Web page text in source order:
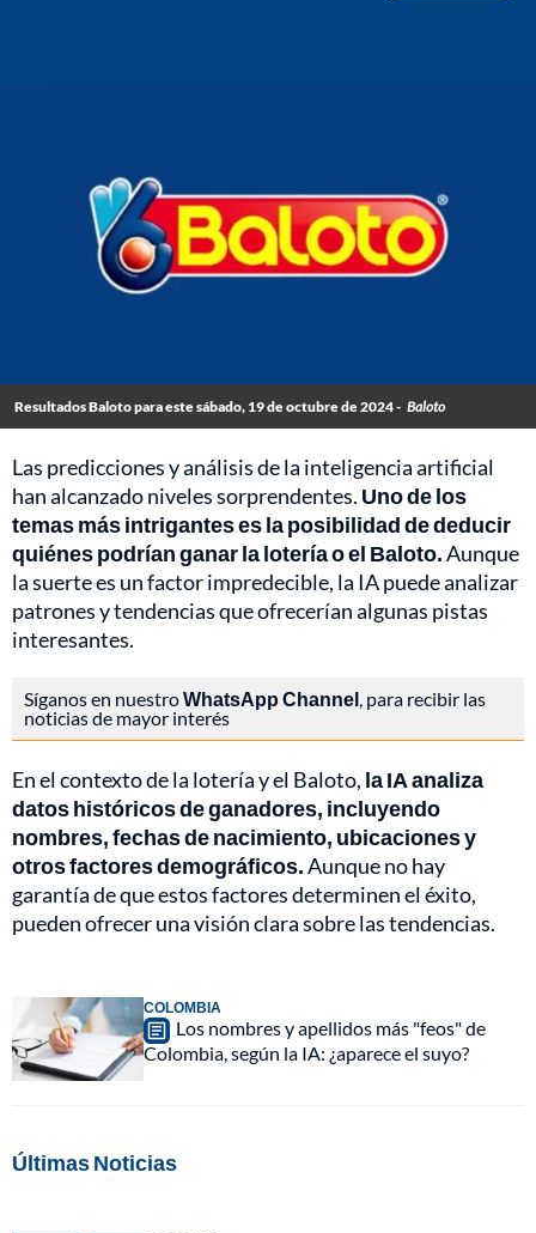
Resultados Baloto para este sábado, 19 de octubre de 2024 - Baloto
Las predicciones y análisis de la inteligencia artificial
han alcanzado niveles sorprendentes. Uno de los
temas más intrigantes es la posibilidad de deducir
quiénes podrían ganar la lotería o el Baloto.Aunque
la suerte es un factor impredecible, la IA puede analizar
patrones y tendencias que ofrecerían algunas pistas
interesantes.
Síganos en nuestroWhatsApp Channel, para recibir las
noticias de mayor interés
En el contexto de la lotería y el Baloto, la IA analiza
datos históricos de ganadores, incluyendo
nombres, fechas de nacimiento, ubicaciones y
otros factores demográficos.Aunque no hay
garantía de que estos factores determinen el éxito,
pueden ofrecer una visión clara sobre las tendencias.
COLOMBIA
Los nombres y apellidos más "feos" de
Colombia, según la IA: ¿aparece el suyo?
Últimas Noticias